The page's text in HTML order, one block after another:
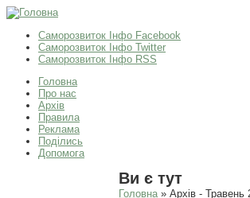
Саморозвиток Інфо Facebook
Саморозвиток Інфо Twitter
Саморозвиток Інфо RSS
Головна
Про нас
Архів
Правила
Реклама
Поділись
Допомога
Ви є тут
Головна» Архів - Травень